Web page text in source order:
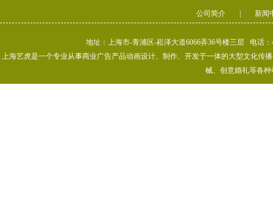
公司简介 新闻
地址：上海市-青浦区-崧泽大道6066弄36号楼三层 电话
上海艺虎是一个专业从事商业广告产品动画设计、制作、开发于一体的大型文化传
械、创意婚礼等各